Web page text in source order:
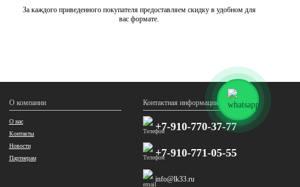
За каждого приведенного покупателя предоставляем скидку в удобном для
вас формате.
О компании
О нас
Контакты
Новости
Партнерам
Контактная информация
+7-910-770-37-77
+7-910-771-05-55
info@lk33.ru